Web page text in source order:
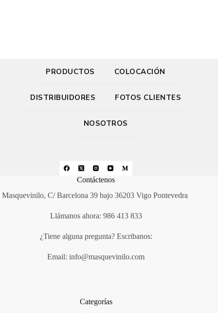
PRODUCTOS COLOCACIÓN
DISTRIBUIDORES FOTOS CLIENTES
NOSOTROS
Contáctenos
Masquevinilo, C/ Barcelona 39 bajo 36203 Vigo Pontevedra
Llámanos ahora: 986 413 833
¿Tiene alguna pregunta? Escribanos:
Email: info@masquevinilo.com
Categorías